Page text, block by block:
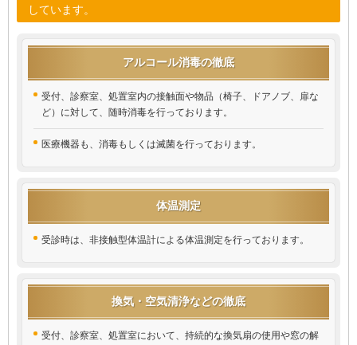
しています。
アルコール消毒の徹底
受付、診察室、処置室内の接触面や物品（椅子、ドアノブ、扉な
ど）に対して、随時消毒を行っております。
医療機器も、消毒もしくは滅菌を行っております。
体温測定
受診時は、非接触型体温計による体温測定を行っております。
換気・空気清浄などの徹底
受付、診察室、処置室において、持続的な換気扇の使用や窓の解